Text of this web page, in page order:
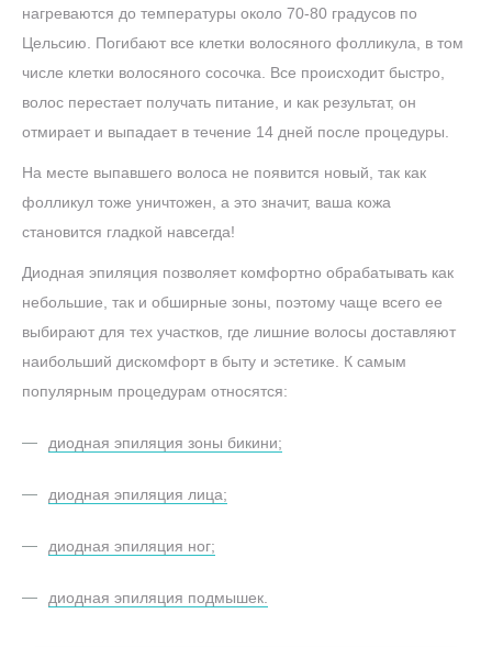
нагреваются до температуры около 70-80 градусов по
Цельсию. Погибают все клетки волосяного фолликула, в том
числе клетки волосяного сосочка. Все происходит быстро,
волос перестает получать питание, и как результат, он
отмирает и выпадает в течение 14 дней после процедуры.
На месте выпавшего волоса не появится новый, так как
фолликул тоже уничтожен, а это значит, ваша кожа
становится гладкой навсегда!
Диодная эпиляция позволяет комфортно обрабатывать как
небольшие, так и обширные зоны, поэтому чаще всего ее
выбирают для тех участков, где лишние волосы доставляют
наибольший дискомфорт в быту и эстетике. К самым
популярным процедурам относятся:
диодная эпиляция зоны бикини;
диодная эпиляция лица;
диодная эпиляция ног;
диодная эпиляция подмышек.